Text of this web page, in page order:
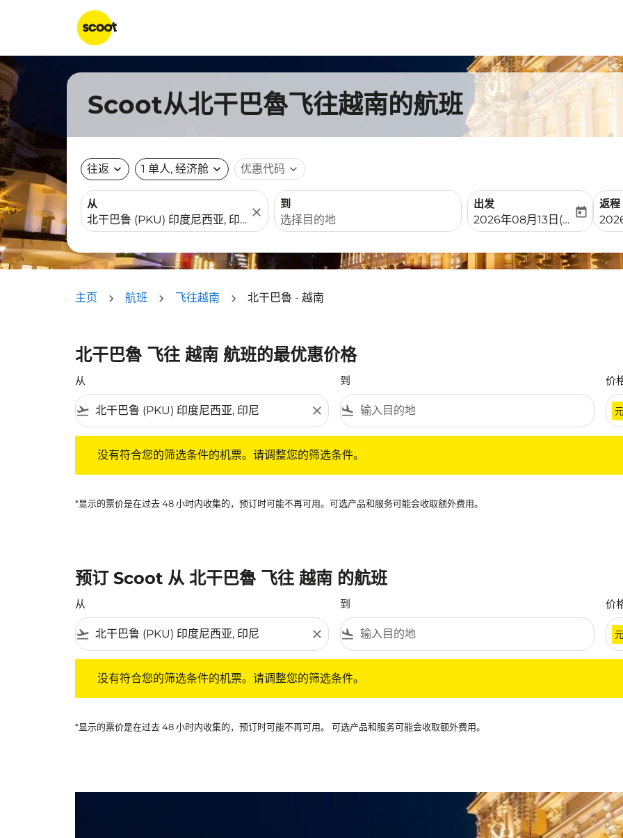
Scoot从北干巴魯飞往越南的航班
往返 expand_more 1 单人, 经济舱 expand_more 优惠代码 expand_more
从
close
到
出发
fc-booking-departure-
2026年08月13日(周四)
today
返程
fc-
主页 航班 飞往越南 北干巴魯 - 越南
北干巴魯 飞往 越南 航班的最优惠价格
从
flight_takeoff close
到
flight_land
价
元
没有符合您的筛选条件的机票。请调整您的筛选条件。
*显示的票价是在过去 48 小时内收集的，预订时可能不再可用。可选产品和服务可能会收取额外费用。
预订 Scoot 从 北干巴魯 飞往 越南 的航班
从
flight_takeoff close
到
flight_land
价
元
没有符合您的筛选条件的机票。请调整您的筛选条件。
*显示的票价是在过去 48 小时内收集的，预订时可能不再可用。 可选产品和服务可能会收取额外费用。